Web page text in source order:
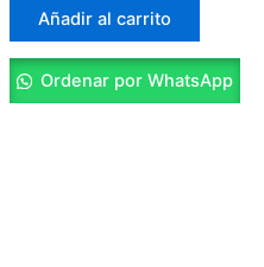
Añadir al carrito
Ordenar por WhatsApp